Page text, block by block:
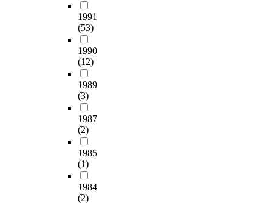
1991
(53)
1990
(12)
1989
(3)
1987
(2)
1985
(1)
1984
(2)